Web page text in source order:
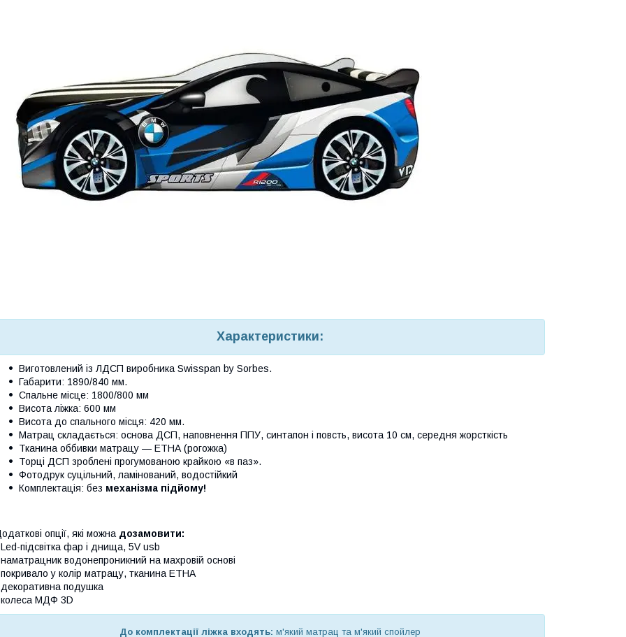
Характеристики:
Виготовлений із ЛДСП виробника Swisspan by Sorbes.
Габарити: 1890/840 мм.
Спальне місце: 1800/800 мм
Висота ліжка: 600 мм
Висота до спального місця: 420 мм.
Матрац складається: основа ДСП, наповнення ППУ, синтапон і повсть, висота 10 см, середня жорсткість
Тканина оббивки матрацу — ЕТНА (рогожка)
Торці ДСП зроблені прогумованою крайкою «в паз».
Фотодрук суцільний, ламінований, водостійкий
Комплектація: без механізма підйому!
опції, які можна дозамовити:
підсвітка фар і днища, 5V usb
водонепроникний на махровій основі
у колір матрацу, тканина ЕТНА
подушка
МДФ 3D
До комплектації ліжка входять: м'який матрац та м'який спойлер